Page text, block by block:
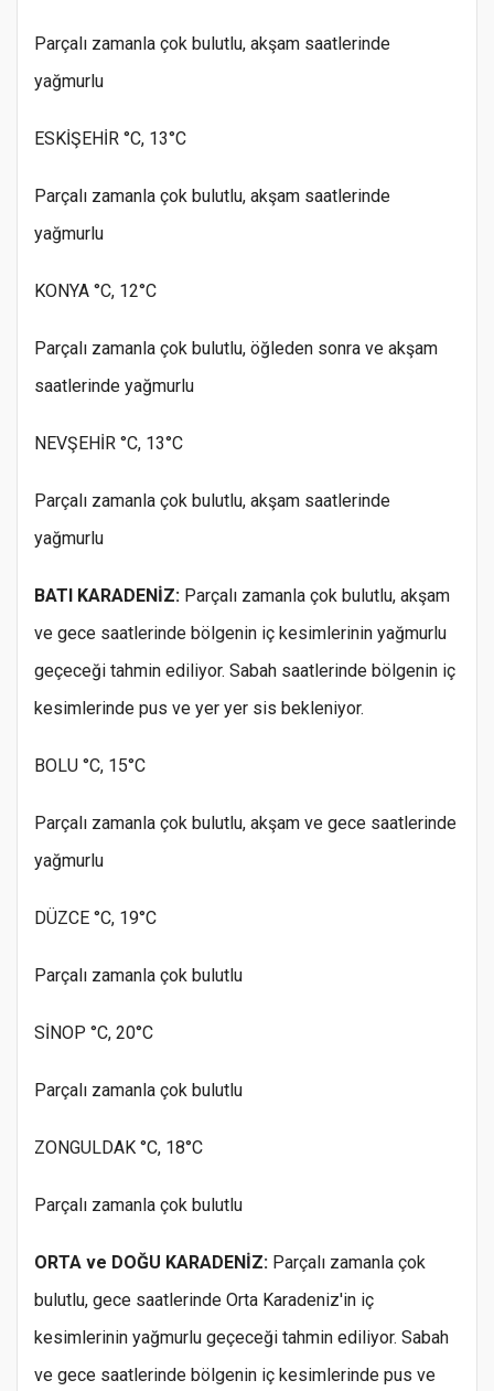
Parçalı zamanla çok bulutlu, akşam saatlerinde
yağmurlu
ESKİŞEHİR °C, 13°C
Parçalı zamanla çok bulutlu, akşam saatlerinde
yağmurlu
KONYA °C, 12°C
Parçalı zamanla çok bulutlu, öğleden sonra ve akşam
saatlerinde yağmurlu
NEVŞEHİR °C, 13°C
Parçalı zamanla çok bulutlu, akşam saatlerinde
yağmurlu
BATI KARADENİZ: Parçalı zamanla çok bulutlu, akşam
ve gece saatlerinde bölgenin iç kesimlerinin yağmurlu
geçeceği tahmin ediliyor. Sabah saatlerinde bölgenin iç
kesimlerinde pus ve yer yer sis bekleniyor.
BOLU °C, 15°C
Parçalı zamanla çok bulutlu, akşam ve gece saatlerinde
yağmurlu
DÜZCE °C, 19°C
Parçalı zamanla çok bulutlu
SİNOP °C, 20°C
Parçalı zamanla çok bulutlu
ZONGULDAK °C, 18°C
Parçalı zamanla çok bulutlu
ORTA ve DOĞU KARADENİZ: Parçalı zamanla çok
bulutlu, gece saatlerinde Orta Karadeniz'in iç
kesimlerinin yağmurlu geçeceği tahmin ediliyor. Sabah
ve gece saatlerinde bölgenin iç kesimlerinde pus ve